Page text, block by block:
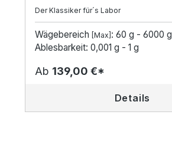
Der Klassiker für´s Labor
Wägebereich [Max] : 60 g - 6000 g
Ablesbarkeit: 0,001 g - 1 g
Ab 139,00 €*
Details